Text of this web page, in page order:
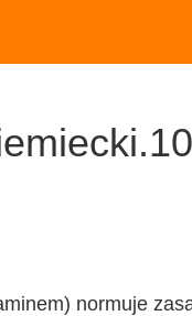
normuje